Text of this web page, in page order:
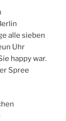
alle sieben
Uhr
happy war.
Spree